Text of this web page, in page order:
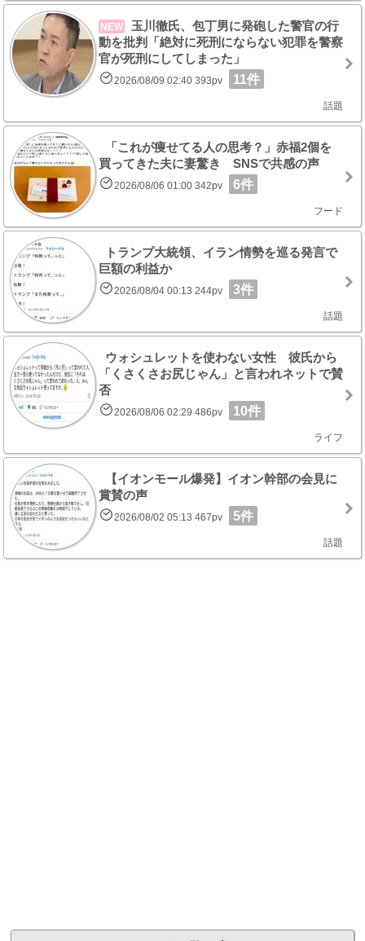
NEW
玉川徹氏、包丁男に発砲した警官の行
動を批判「絶対に死刑にならない犯罪を警察
官が死刑にしてしまった」
2026/08/09 02:40 393pv 11件
話題
「これが痩せてる人の思考？」赤福2個を
買ってきた夫に妻驚き SNSで共感の声
2026/08/06 01:00 342pv 6件
フード
トランプ大統領、イラン情勢を巡る発言で
巨額の利益か
2026/08/04 00:13 244pv 3件
話題
ウォシュレットを使わない女性 彼氏から
「くさくさお尻じゃん」と言われネットで賛
否
2026/08/06 02:29 486pv 10件
ライフ
【イオンモール爆発】イオン幹部の会見に
賞賛の声
2026/08/02 05:13 467pv 5件
話題